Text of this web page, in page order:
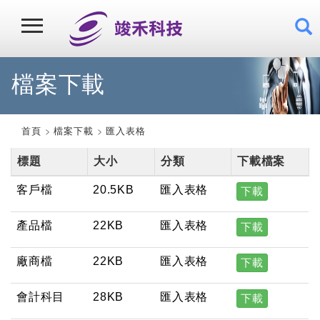
檔案下載
首頁 檔案下載 匯入表格
標題 大小 分類 下載檔案
客戶檔 20.5KB 匯入表格 下載
產品檔 22KB 匯入表格 下載
廠商檔 22KB 匯入表格 下載
會計科目 28KB 匯入表格 下載